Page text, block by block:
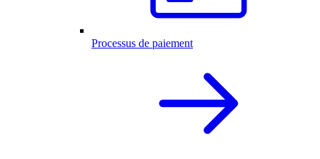
Processus de paiement